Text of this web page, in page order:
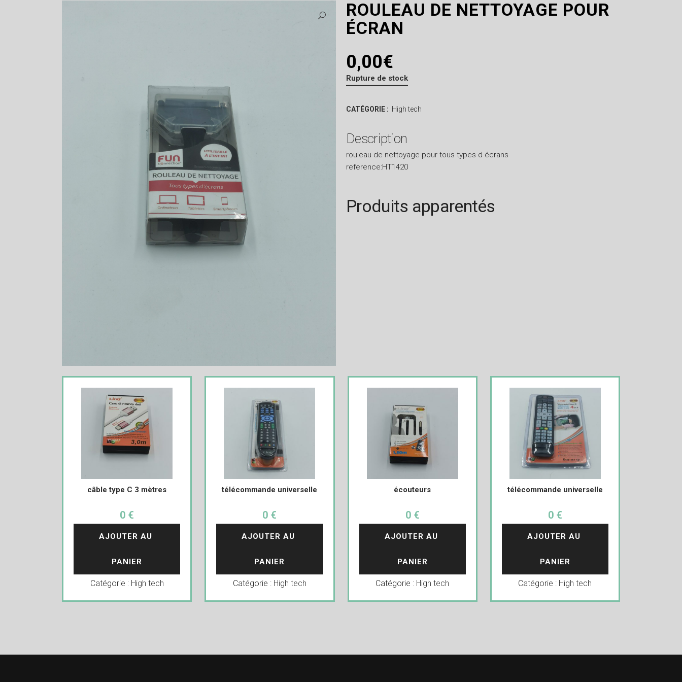
ROULEAU DE NETTOYAGE POUR
ÉCRAN
0,00€
Rupture de stock
CATÉGORIE : High tech
Description
rouleau de nettoyage pour tous types d écrans
reference:HT1420
Produits apparentés
câble type C 3 mètres
0 €
AJOUTER AU
PANIER
Catégorie : High tech
télécommande universelle
0 €
AJOUTER AU
PANIER
Catégorie : High tech
écouteurs
0 €
AJOUTER AU
PANIER
Catégorie : High tech
télécommande universelle
0 €
AJOUTER AU
PANIER
Catégorie : High tech